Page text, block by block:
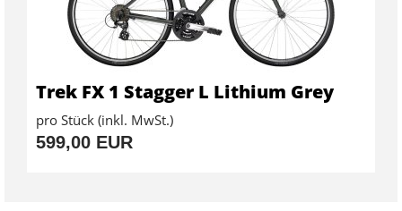
Trek FX 1 Stagger L Lithium Grey
pro Stück (inkl. MwSt.)
599,00 EUR